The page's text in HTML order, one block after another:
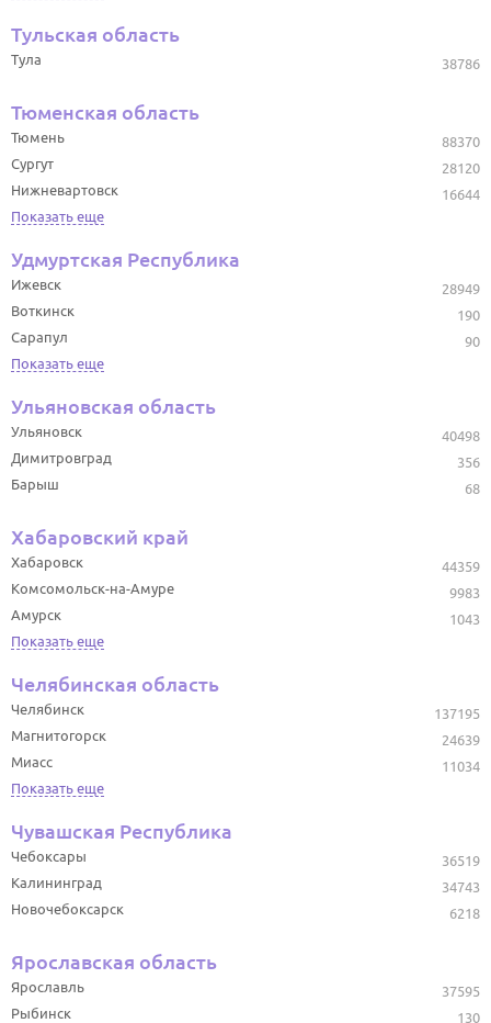
Тульская область
38786
Тула
Тюменская область
88370
Тюмень
28120
Сургут
16644
Нижневартовск
Показать еще
Удмуртская Республика
28949
Ижевск
190
Воткинск
90
Сарапул
Показать еще
Ульяновская область
40498
Ульяновск
356
Димитровград
68
Барыш
Хабаровский край
44359
Хабаровск
9983
Комсомольск-на-Амуре
1043
Амурск
Показать еще
Челябинская область
137195
Челябинск
24639
Магнитогорск
11034
Миасс
Показать еще
Чувашская Республика
36519
Чебоксары
34743
Калининград
6218
Новочебоксарск
Ярославская область
37595
Ярославль
130
Рыбинск